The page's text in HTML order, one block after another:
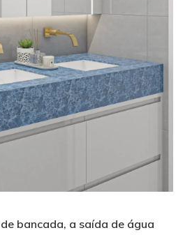
bancada, a saída de água